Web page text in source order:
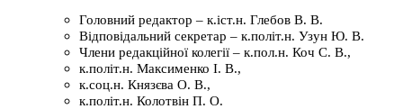
Головний редактор – к.іст.н. Глебов В. В.
Відповідальний секретар – к.політ.н. Узун Ю. В.
Члени редакційної колегії – к.пол.н. Коч С. В.,
к.політ.н. Максименко І. В.,
к.соц.н. Князєва О. В.,
к.політ.н. Колотвін П. О.